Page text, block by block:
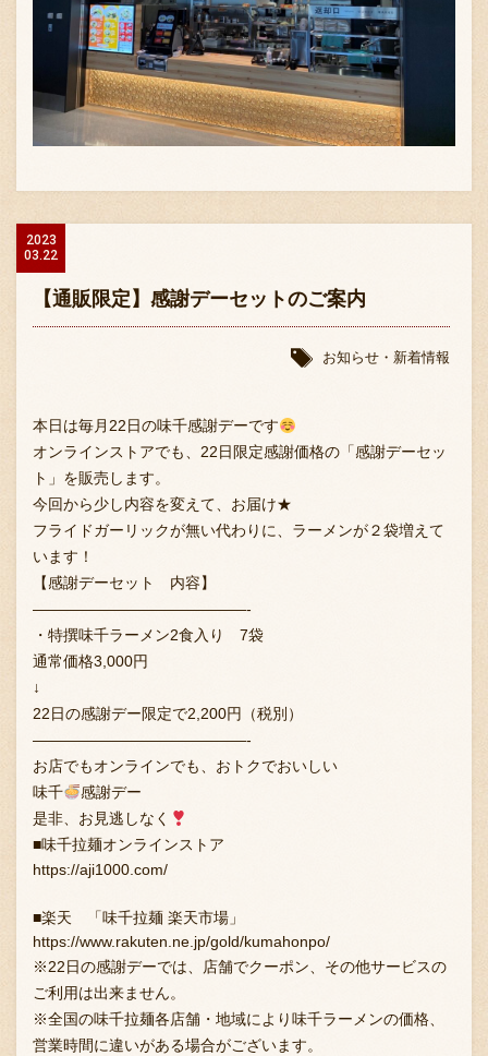
096-349-2222
096-349-2288
2023
03.22
【通販限定】感謝デーセットのご案内
お知らせ・新着情報
本日は毎月22日の味千感謝デーです
オンラインストアでも、22日限定感謝価格の「感謝デーセッ
ト」を販売します。
今回から少し内容を変えて、お届け★
フライドガーリックが無い代わりに、ラーメンが２袋増えて
います！
【感謝デーセット 内容】
——————————————-
・特撰味千ラーメン2食入り 7袋
通常価格3,000円
↓
22日の感謝デー限定で2,200円（税別）
——————————————-
お店でもオンラインでも、おトクでおいしい
味千
感謝デー
是非、お見逃しなく
■味千拉麺オンラインストア
https://aji1000.com/
■楽天 「味千拉麺 楽天市場」
https://www.rakuten.ne.jp/gold/kumahonpo/
※22日の感謝デーでは、店舗でクーポン、その他サービスの
ご利用は出来ません。
※全国の味千拉麺各店舗・地域により味千ラーメンの価格、
営業時間に違いがある場合がございます。